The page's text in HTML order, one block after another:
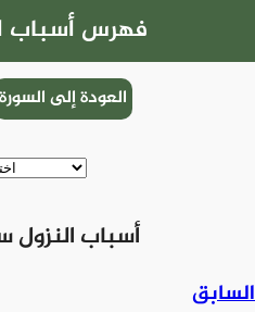
فهرس أسباب
العودة إلى السورة
38 - أسباب
السابق